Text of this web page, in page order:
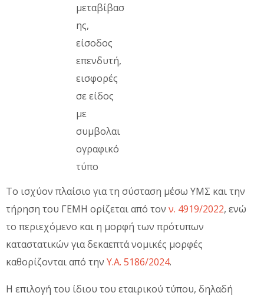
μεταβίβασ
ης,
είσοδος
επενδυτή,
εισφορές
σε είδος
με
συμβολαι
ογραφικό
τύπο
Το ισχύον πλαίσιο για τη σύσταση μέσω ΥΜΣ και την
τήρηση του ΓΕΜΗ ορίζεται από τον ν. 4919/2022, ενώ
το περιεχόμενο και η μορφή των πρότυπων
καταστατικών για δεκαεπτά νομικές μορφές
καθορίζονται από την Υ.Α. 5186/2024.
Η επιλογή του ίδιου του εταιρικού τύπου, δηλαδή